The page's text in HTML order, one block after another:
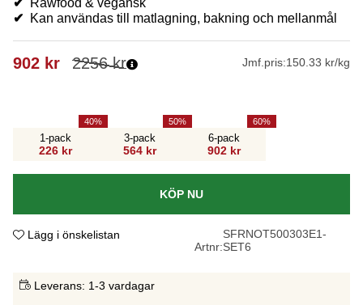
✔
Kan användas till matlagning, bakning och mellanmål
2256kr
902 kr Jmf.pris:150.33 kr/kg
1-pack
226 kr
40
3-pack
564 kr
50
6-pack
902 kr
60
KÖP NU
Lägg i önskelistan
Artnr:
SFRNOT500303E1-
SET6
Leverans: 1-3 vardagar